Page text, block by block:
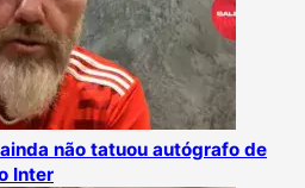
não tatuou autógrafo de
Inter